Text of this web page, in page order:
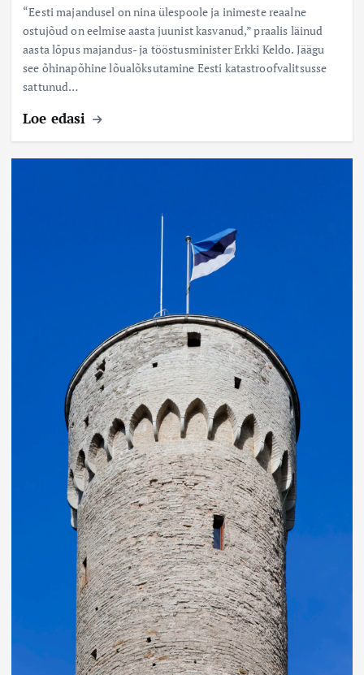
“Eesti majandusel on nina ülespoole ja inimeste reaalne
ostujõud on eelmise aasta juunist kasvanud,” praalis läinud
aasta lõpus majandus- ja tööstusminister Erkki Keldo. Jäägu
see õhinapõhine lõualõksutamine Eesti katastroofvalitsusse
sattunud…
Loe edasi